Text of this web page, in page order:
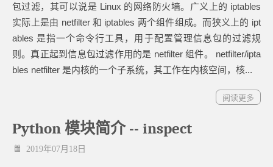
包过滤，其可以说是 Linux 的网络防火墙。广义上的 iptables
实际上是由 netfilter 和 iptables 两个组件组成。而狭义上的 ipt
ables 是指一个命令行工具，用于配置管理信息包的过滤规
则。真正起到信息包过滤作用的是 netfilter 组件。 netfilter/ipta
bles netfilter 是内核的一个子系统，其工作在内核空间，核...
阅读更多
Python 模块简介 -- inspect
2019年07月18日